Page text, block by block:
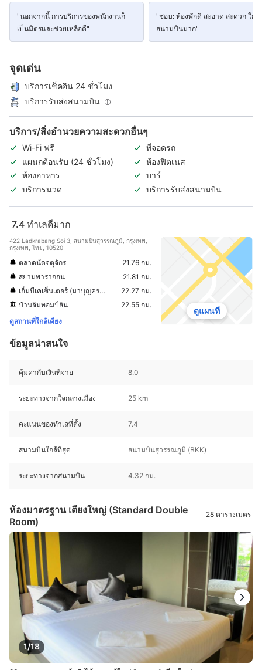
"นอกจากนี้ การบริการของพนักงานก็
เป็นมิตรและช่วยเหลือดี"
"ชอบ: ห้องพักดี สะอาด สะดวก ใกล้
สนามบินมาก"
จุดเด่น
บริการเช็คอิน 24 ชั่วโมง
บริการรับส่งสนามบิน
บริการ/สิ่งอำนวยความสะดวกอื่นๆ
Wi-Fi ฟรี
ที่จอดรถ
แผนกต้อนรับ (24 ชั่วโมง)
ห้องฟิตเนส
ห้องอาหาร
บาร์
บริการนวด
บริการรับส่งสนามบิน
7.4 ทำเลดีมาก
422 Ladkrabang Soi 3, สนามบินสุวรรณภูมิ, กรุงเทพ,
กรุงเทพ, ไทย, 10520
ตลาดนัดจตุจักร
21.76 กม.
สยามพารากอน
21.81 กม.
เอ็มบีเคเซ็นเตอร์ (มาบุญครองเซ็นเตอร์)
22.27 กม.
บ้านจิมทอมป์สัน
22.55 กม.
ดูสถานที่ใกล้เคียง
ดูแผนที่
ข้อมูลน่าสนใจ
คุ้มค่ากับเงินที่จ่าย 8.0
ระยะทางจากใจกลางเมือง 25 km
คะแนนของทำเลที่ตั้ง 7.4
สนามบินใกล้ที่สุด สนามบินสุวรรณภูมิ (BKK)
ระยะทางจากสนามบิน 4.32 กม.
ห้องมาตรฐาน เตียงใหญ่ (Standard Double
Room)
28 ตารางเมตร
1/18